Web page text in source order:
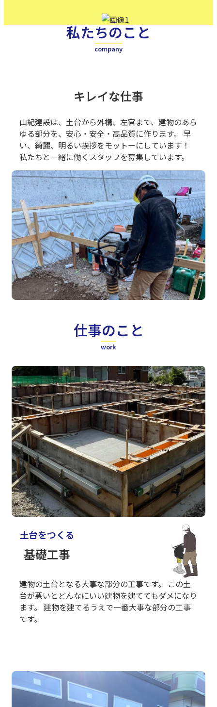
私たちのこと
company
キレイな仕事
山紀建設は、土台から外構、左官まで、建物のあら
ゆる部分を、安心・安全・高品質に作ります。 早
い、綺麗、明るい挨拶をモットーにしています！
私たちと一緒に働くスタッフを募集しています。
仕事のこと
work
土台をつくる
基礎工事
建物の土台となる大事な部分の工事です。 この土
台が悪いとどんなにいい建物を建ててもダメになり
ます。 建物を建てるうえで一番大事な部分の工事
です。